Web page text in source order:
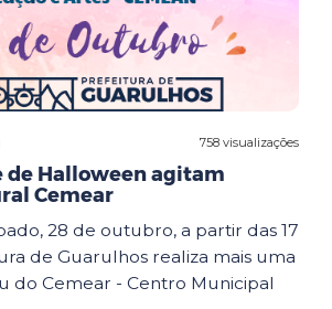
758 visualizações
de Halloween agitam
Cemear
28 de outubro, a partir das 17
de Guarulhos realiza mais uma
do Cemear - Centro Municipal